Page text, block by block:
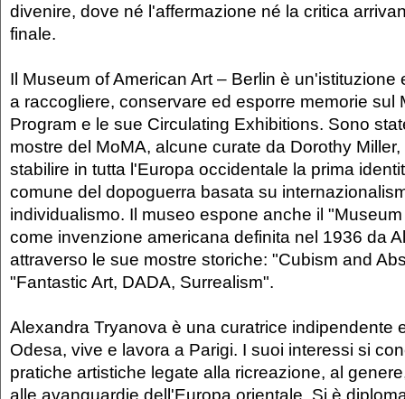
divenire, dove né l'affermazione né la critica
finale.
Il Museum of American Art – Berlin è
a raccogliere, conservare ed esporre memorie sul
Program e le sue Circulating Exhibitions. Sono
mostre del MoMA, alcune curate da Dorothy
stabilire in tutta l'Europa occidentale la prima
comune del dopoguerra basata su
individualismo. Il museo espone anche il
come invenzione americana definita nel 1936 da
attraverso le sue mostre storiche: "Cubism and
"Fantastic Art, DADA, Surrealism".
Alexandra Tryanova è una curatrice indipendente
Odesa, vive e lavora a Parigi. I suoi interessi si
pratiche artistiche legate alla ricreazione, al
alle avanguardie dell'Europa orientale. Si è